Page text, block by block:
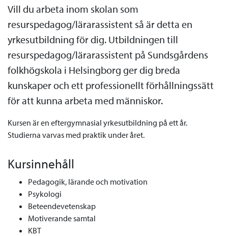
Vill du arbeta inom skolan som
resurspedagog/lärarassistent så är detta en
yrkesutbildning för dig. Utbildningen till
resurspedagog/lärarassistent på Sundsgårdens
folkhögskola i Helsingborg ger dig breda
kunskaper och ett professionellt förhållningssätt
för att kunna arbeta med människor.
Kursen är en eftergymnasial yrkesutbildning på ett år.
Studierna varvas med praktik under året.
Kursinnehåll
Pedagogik, lärande och motivation
Psykologi
Beteendevetenskap
Motiverande samtal
KBT